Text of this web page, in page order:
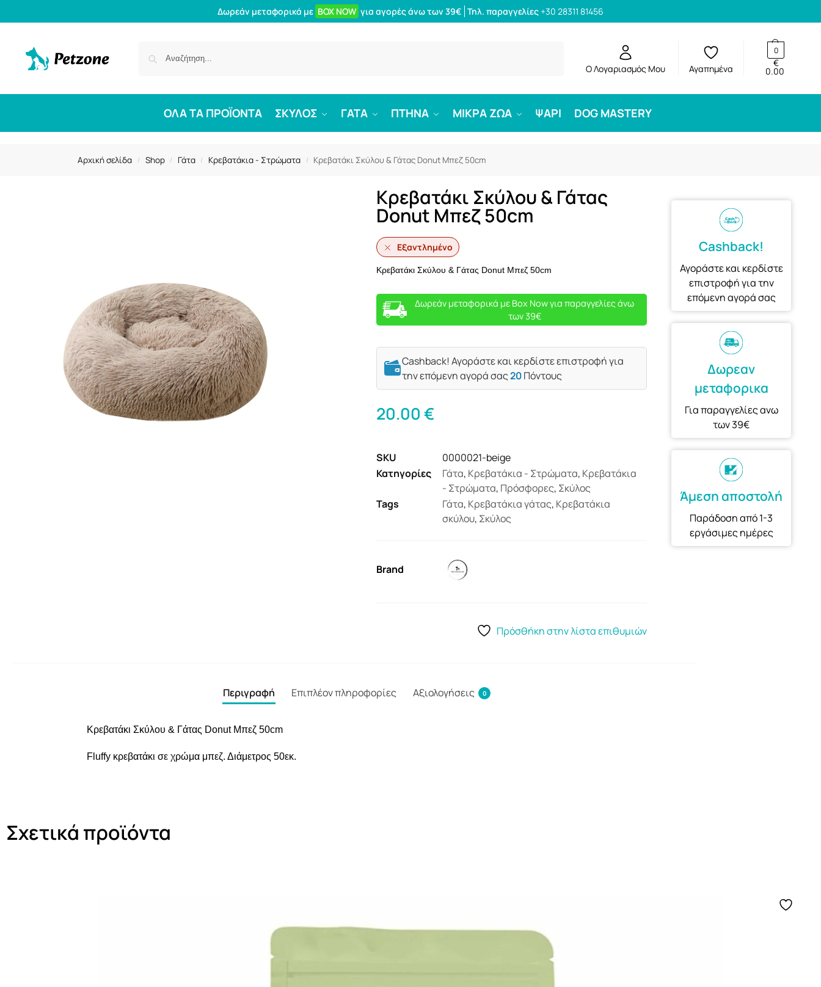
Δωρεάν μεταφορικά με BOX NOW για αγορές άνω των 39€ Τηλ. παραγγελίες +30 28311 81456
Ο Λογαριασμός Μου Αγαπημένα 0.00
€
0
ΟΛΑ ΤΑ ΠΡΟΪΟΝΤΑ ΣΚΥΛΟΣ ΓΑΤΑ ΠΤΗΝΑ ΜΙΚΡΑ ΖΩΑ ΨΑΡΙ DOG MASTERY
Αρχική σελίδα / Shop / Γάτα / Κρεβατάκια - Στρώματα / Κρεβατάκι Σκύλου & Γάτας Donut Μπεζ 50cm
Κρεβατάκι Σκύλου & Γάτας
Donut Μπεζ 50cm
Εξαντλημένο
Κρεβατάκι Σκύλου & Γάτας Donut Μπεζ 50cm
Δωρεάν μεταφορικά με Box Now για παραγγελίες άνω
των 39€
Cashback! Αγοράστε και κερδίστε επιστροφή για
την επόμενη αγορά σας20Πόντους
20.00€
SKU
0000021-beige
Κατηγορίες
Γάτα, Κρεβατάκια - Στρώματα, Κρεβατάκια
- Στρώματα, Πρόσφορες, Σκύλος
Tags
Γάτα, Κρεβατάκια γάτας, Κρεβατάκια
σκύλου, Σκύλος
Brand
Πρόσθήκη στην λίστα επιθυμιών
Cashback!
Αγοράστε και κερδίστε
επιστροφή για την
επόμενη αγορά σας
Δωρεαν
μεταφορικα
Για παραγγελίες ανω
των 39€
Άμεση αποστολή
Παράδοση από 1-3
εργάσιμες ημέρες
Περιγραφή Επιπλέον πληροφορίες Αξιολογήσεις 0
Κρεβατάκι Σκύλου & Γάτας Donut Μπεζ 50cm
Fluffy κρεβατάκι σε χρώμα μπεζ. Διάμετρος 50εκ.
Σχετικά προϊόντα